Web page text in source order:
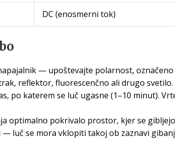
DC (enosmerni tok)
— upoštevajte polarnost, označeno
reflektor, fluorescenčno ali drugo svetilo.
po katerem se luč ugasne (1–10 minut).
optimalno pokrivalo prostor, kjer se
luč se mora vklopiti takoj ob zaznavi